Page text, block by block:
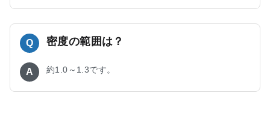
Q 密度の範囲は？
A 約1.0～1.3です。